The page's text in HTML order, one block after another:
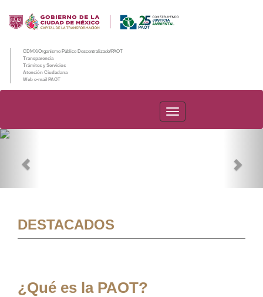
CDMX/Organismo Público Descentralizado/PAOT
Transparencia
Trámites y Servicios
Atención Ciudadana
Web e-mail PAOT
PAOT
DESTACADOS
¿Qué es la PAOT?